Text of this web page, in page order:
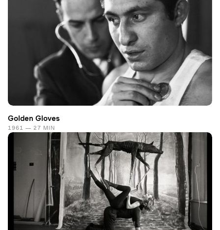
Golden Gloves
1961 — 27 MIN